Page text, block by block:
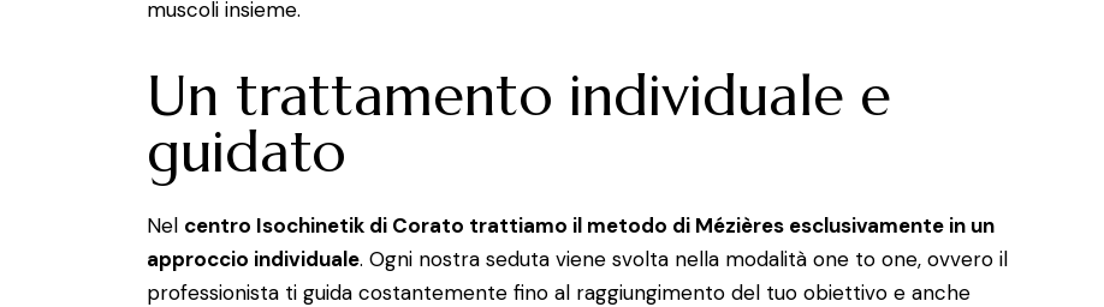
muscoli insieme.
Un trattamento individuale e
guidato
Nel centro Isochinetik di Corato trattiamo il metodo di Mézières esclusivamente in un
approccio individuale. Ogni nostra seduta viene svolta nella modalità one to one, ovvero il
professionista ti guida costantemente fino al raggiungimento del tuo obiettivo e anche